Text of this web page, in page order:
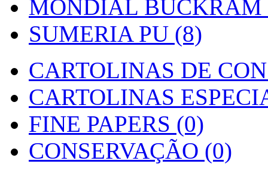
MONDIAL BUCKRAM
SUMERIA PU (8)
CARTOLINAS DE
CARTOLINAS
FINE PAPERS (0)
CONSERVAÇÃO (0)